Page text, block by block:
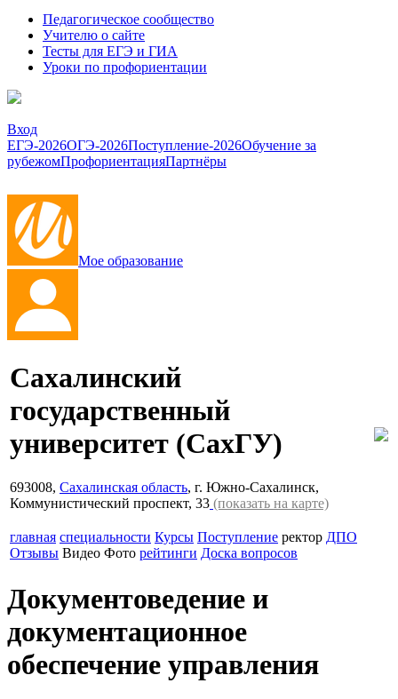
Педагогическое сообщество
Учителю о сайте
Тесты для ЕГЭ и ГИА
Уроки по профориентации
Вход
ЕГЭ-2026ОГЭ-2026Поступление-2026Обучение за
рубежомПрофориентацияПартнёры
Мое образование
Сахалинский
государственный
университет (СахГУ)
693008, Сахалинская область, г. Южно-Сахалинск,
Коммунистический проспект, 33 (показать на карте)
главная специальности Курсы Поступление ректор ДПО
Отзывы Видео Фото рейтинги Доска вопросов
Документоведение и
документационное
обеспечение управления